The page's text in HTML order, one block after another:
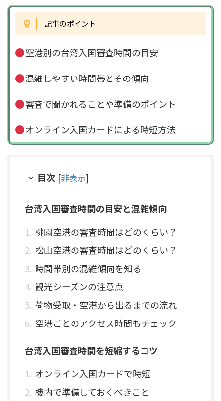
記事のポイント
空港別の台湾入国審査時間の目安
混雑しやすい時間帯とその傾向
審査で聞かれることや準備のポイント
オンライン入国カードによる時短方法
目次 [非表示]
台湾入国審査時間の目安と混雑傾向
桃園空港の審査時間はどのくらい？
松山空港の審査時間はどのくらい？
時間帯別の混雑傾向を知る
観光シーズンの注意点
荷物受取・空港から出るまでの流れ
空港ごとのアクセス時間もチェック
台湾入国審査時間を短縮するコツ
オンライン入国カードで時短
機内で準備しておくべきこと